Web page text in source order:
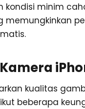
kondisi minim
memungkinkan
kualitas
beberapa